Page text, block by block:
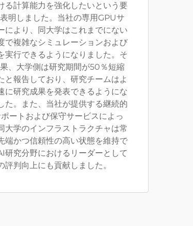
る計算能力を強化したいという要
明しました。当社の専用GPUサ
により、同大学はこれまでにない
で複雑なシミュレーションおよび
実行できるようになりました。そ
、大学側は研究期間が50％短縮
と報告しており、研究チームはよ
に研究成果を発表できるようにな
た。また、当社が提供する継続的
ートおよび保守サービスによっ
大学のインフラストラクチャは常
端かつ信頼性の高い状態を維持で
研究分野におけるリーダーとして
評判向上にも貢献しました。